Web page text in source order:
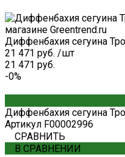
Диффенбахия сегуина
21 471 руб. /шт
21 471 руб.
-0%
Диффенбахия сегуина
Артикул F00002996
СРАВНИТЬ
В СРАВНЕНИИ